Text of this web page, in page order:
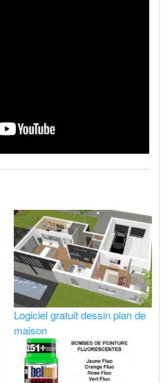
Logiciel gratuit dessin plan de
maison